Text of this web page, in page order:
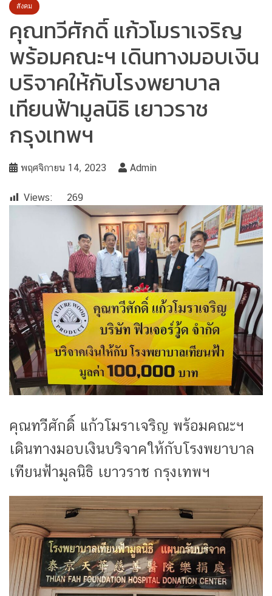
สังคม
คุณทวีศักดิ์ แก้วโมราเจริญ
พร้อมคณะฯ เดินทางมอบเงิน
บริจาคให้กับโรงพยาบาล
เทียนฟ้ามูลนิธิ เยาวราช
กรุงเทพฯ
พฤศจิกายน 14, 2023 Admin
Views: 269
คุณทวีศักดิ์ แก้วโมราเจริญ พร้อมคณะฯ
เดินทางมอบเงินบริจาคให้กับโรงพยาบาล
เทียนฟ้ามูลนิธิ เยาวราช กรุงเทพฯ